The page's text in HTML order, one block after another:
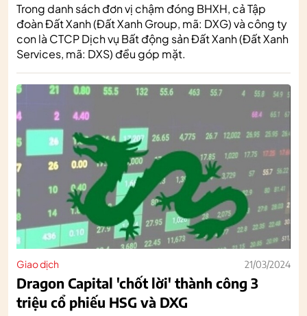
Trong danh sách đơn vị chậm đóng BHXH, cả Tập
đoàn Đất Xanh (Đất Xanh Group, mã: DXG) và công ty
con là CTCP Dịch vụ Bất động sản Đất Xanh (Đất Xanh
Services, mã: DXS) đều góp mặt.
Giao dịch 21/03/2024
Dragon Capital 'chốt lời' thành công 3
triệu cổ phiếu HSG và DXG